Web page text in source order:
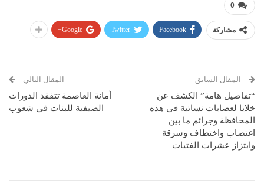
0
مشاركة Facebook
Twitter
Google+
المقال السابق
“تفاصيل هامة” الكشف عن
خلايا لعصابات نسائية في هذه
المحافظة وجرائم ما بين
اغتصاب واختطاف وسرقة
وابتزاز عشرات الفتيات
المقال التالي
أمانة العاصمة تتفقد الدورات
الصيفية للبنات في شعوب